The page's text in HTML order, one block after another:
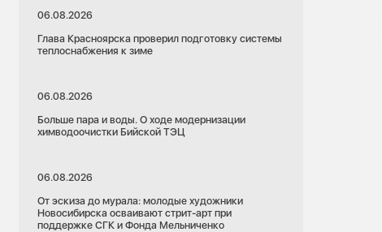
06.08.2026
Глава Красноярска проверил подготовку системы
теплоснабжения к зиме
06.08.2026
Больше пара и воды. О ходе модернизации
химводоочистки Бийской ТЭЦ
06.08.2026
От эскиза до мурала: молодые художники
Новосибирска осваивают стрит-арт при
поддержке СГК и Фонда Мельниченко